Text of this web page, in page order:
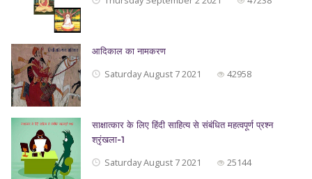
आदिकाल का नामकरण
Saturday August 7 2021 42958
साक्षात्कार के लिए हिंदी साहित्य से संबंधित महत्वपूर्ण प्रश्न
श्रृंखला-1
Saturday August 7 2021 25144